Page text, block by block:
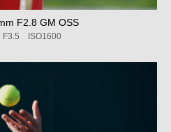
F2.8 GM OSS
ISO1600